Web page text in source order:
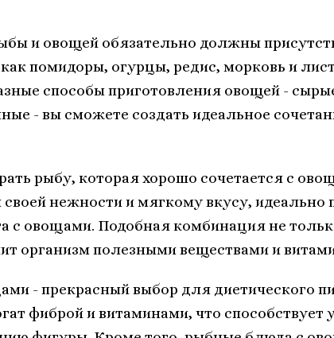
и овощей обязательно должны
помидоры, огурцы, редис, морковь и
способы приготовления овощей -
- вы сможете создать идеальное
рыбу, которая хорошо сочетается с
своей нежности и мягкому вкусу, идеально
с овощами. Подобная комбинация не
организм полезными веществами и
- прекрасный выбор для диетического
фиброй и витаминами, что способствует